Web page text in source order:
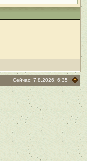
Сейчас: 7.8.2026, 6:35